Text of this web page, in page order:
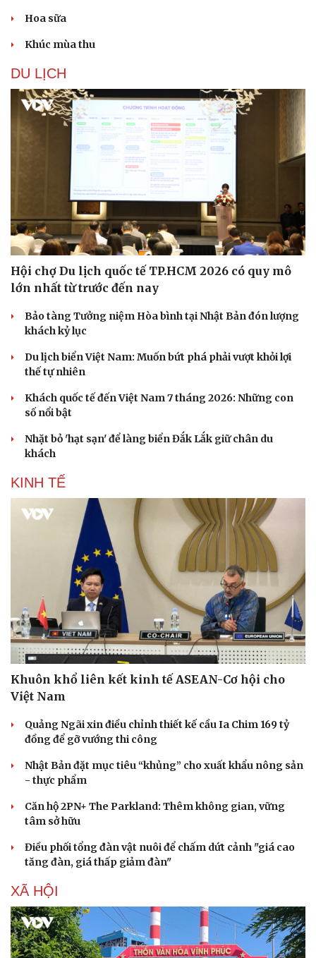
Văn hóa
Sân khấu - Điện ảnh
Âm nhạc
Di sản
Giải trí
Sao Việt
Hoa sữa
Khúc mùa thu
DU LỊCH
Hội chợ Du lịch quốc tế TP.HCM 2026 có quy mô
lớn nhất từ trước đến nay
Bảo tàng Tưởng niệm Hòa bình tại Nhật Bản đón lượng
khách kỷ lục
Du lịch biển Việt Nam: Muốn bứt phá phải vượt khỏi lợi
thế tự nhiên
Khách quốc tế đến Việt Nam 7 tháng 2026: Những con
số nổi bật
Nhặt bỏ 'hạt sạn' để làng biển Đắk Lắk giữ chân du
khách
KINH TẾ
Khuôn khổ liên kết kinh tế ASEAN-Cơ hội cho
Việt Nam
Quảng Ngãi xin điều chỉnh thiết kế cầu Ia Chim 169 tỷ
đồng để gỡ vướng thi công
Nhật Bản đặt mục tiêu “khủng” cho xuất khẩu nông sản
- thực phẩm
Căn hộ 2PN+ The Parkland: Thêm không gian, vững
tâm sở hữu
Điều phối tổng đàn vật nuôi để chấm dứt cảnh "giá cao
tăng đàn, giá thấp giảm đàn"
XÃ HỘI